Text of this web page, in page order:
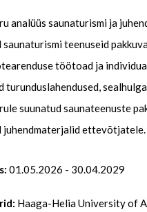
analüüs saunaturismi ja
saunaturismi teenuseid
töötoad ja
turunduslahendused,
suunatud saunateenuste
juhendmaterjalid ettevõtjatele.
01.05.2026 - 30.04.2029
Haaga-Helia University of